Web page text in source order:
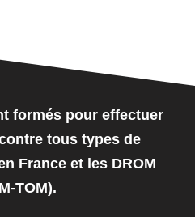
formés pour effectuer
tous types de
France et les DROM
TOM).